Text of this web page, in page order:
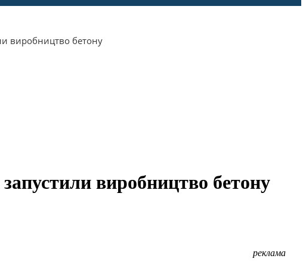
виробництво бетону
виробництво бетону
реклама